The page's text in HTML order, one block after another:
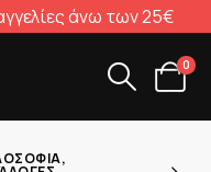
άνω των 25€
0
,